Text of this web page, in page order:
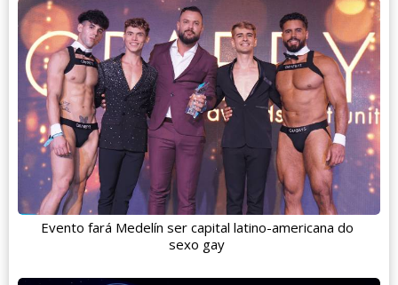
Evento fará Medelín ser capital latino-americana do
sexo gay